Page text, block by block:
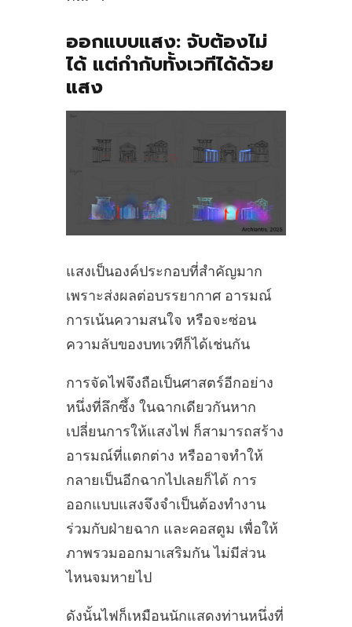
ออกแบบแสง: จับต้องไม่
ได้ แต่กำกับทั้งเวทีได้ด้วย
แสง
แสงเป็นองค์ประกอบที่สำคัญมาก
เพราะส่งผลต่อบรรยากาศ อารมณ์
การเน้นความสนใจ หรือจะซ่อน
ความลับของบทเวทีก็ได้เช่นกัน
การจัดไฟจึงถือเป็นศาสตร์อีกอย่าง
หนึ่งที่ลึกซึ้ง ในฉากเดียวกันหาก
เปลี่ยนการให้แสงไฟ ก็สามารถสร้าง
อารมณ์ที่แตกต่าง หรืออาจทำให้
กลายเป็นอีกฉากไปเลยก็ได้ การ
ออกแบบแสงจึงจำเป็นต้องทำงาน
ร่วมกับฝ่ายฉาก และคอสตูม เพื่อให้
ภาพรวมออกมาเสริมกัน ไม่มีส่วน
ไหนจมหายไป
ดังนั้นไฟก็เหมือนนักแสดงท่านหนึ่งที่